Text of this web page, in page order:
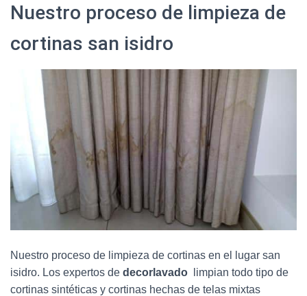
Nuestro proceso de limpieza de
cortinas san isidro
Nuestro proceso de limpieza de cortinas en el lugar san
isidro. Los expertos de decorlavado limpian todo tipo de
cortinas sintéticas y cortinas hechas de telas mixtas